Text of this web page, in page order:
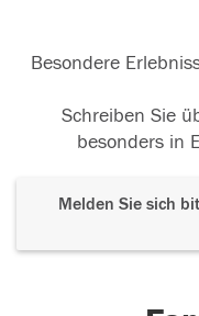
Besondere
Schreiben Sie
besonders in
Melden Sie sich